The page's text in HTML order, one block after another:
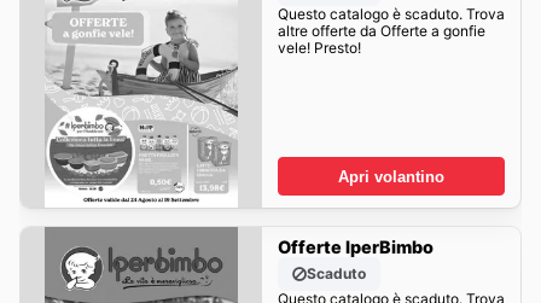
Questo catalogo è scaduto. Trova
altre offerte da Offerte a gonfie
vele! Presto!
Apri volantino
Offerte IperBimbo
Scaduto
Questo catalogo è scaduto. Trova